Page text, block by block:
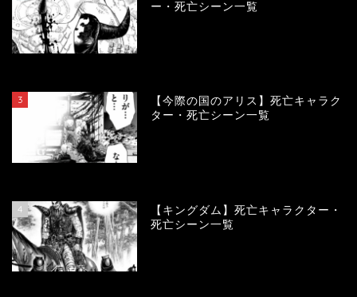
ー・死亡シーン一覧
3
【今際の国のアリス】死亡キャラク
ター・死亡シーン一覧
4
【キングダム】死亡キャラクター・
死亡シーン一覧